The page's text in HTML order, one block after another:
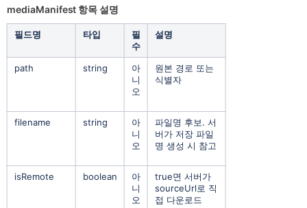
mediaManifest 항목 설명
필드명 타입
필
수
설명
path string
아
니
오
원본 경로 또는
식별자
filename string
아
니
오
파일명 후보. 서
버가 저장 파일
명 생성 시 참고
isRemote boolean
아
니
오
true면 서버가
sourceUrl로 직
접 다운로드